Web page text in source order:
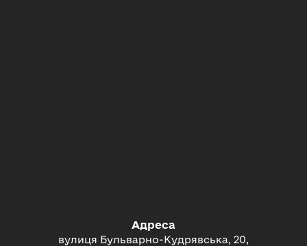
Адреса
вулиця Бульварно-Кудрявська, 20,